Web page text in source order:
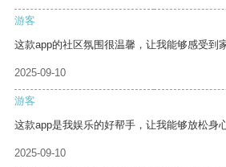
游客
这款app的社区氛围很温馨，让我能够感受到
2025-09-10
游客
这款app是我娱乐的好帮手，让我能够放松身
2025-09-10